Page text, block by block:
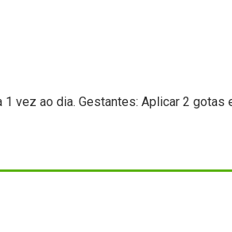
vez ao dia. Gestantes: Aplicar 2 gotas